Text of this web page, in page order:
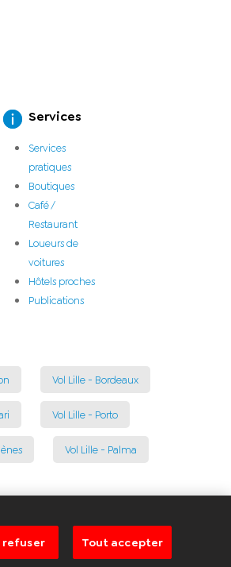
Services
Services
pratiques
Boutiques
Café /
Restaurant
Loueurs de
voitures
Hôtels proches
Publications
Vol Lille - Bordeaux
Vol Lille - Porto
Vol Lille - Palma
refuser Tout accepter